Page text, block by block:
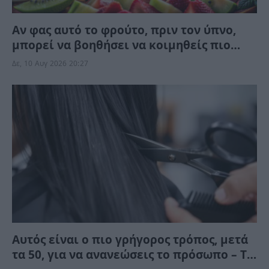
Αν φας αυτό το φρούτο, πριν τον ύπνο,
μπορεί να βοηθήσει να κοιμηθείς πιο
γρήγορα – Λέγεται και “το υπνωτικό της
Δε, 10 Αυγ 2026 20:27
Αυτός είναι ο πιο γρήγορος τρόπος, μετά
τα 50, για να ανανεώσεις το πρόσωπο – Το